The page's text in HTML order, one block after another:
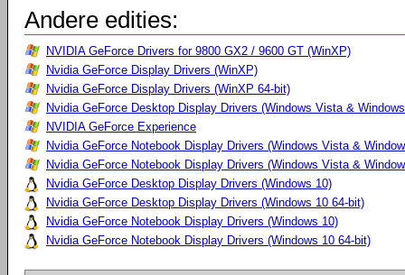
Andere edities:
NVIDIA GeForce Drivers for 9800 GX2 / 9600 GT (WinXP)
Nvidia GeForce Display Drivers (WinXP)
Nvidia GeForce Display Drivers (WinXP 64-bit)
Nvidia GeForce Desktop Display Drivers (Windows Vista &
NVIDIA GeForce Experience
Nvidia GeForce Notebook Display Drivers (Windows Vista &
Nvidia GeForce Notebook Display Drivers (Windows Vista &
Nvidia GeForce Desktop Display Drivers (Windows 10)
Nvidia GeForce Desktop Display Drivers (Windows 10 64-bit)
Nvidia GeForce Notebook Display Drivers (Windows 10)
Nvidia GeForce Notebook Display Drivers (Windows 10 64-bit)